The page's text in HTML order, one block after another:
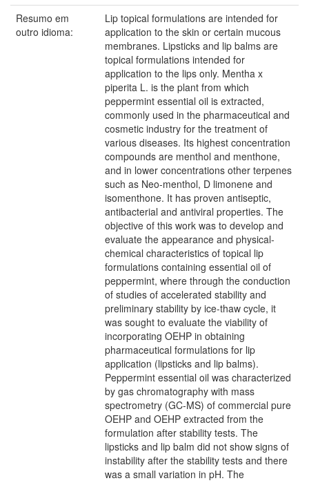
Resumo em
outro idioma:
Lip topical formulations are intended for
application to the skin or certain mucous
membranes. Lipsticks and lip balms are
topical formulations intended for
application to the lips only. Mentha x
piperita L. is the plant from which
peppermint essential oil is extracted,
commonly used in the pharmaceutical and
cosmetic industry for the treatment of
various diseases. Its highest concentration
compounds are menthol and menthone,
and in lower concentrations other terpenes
such as Neo-menthol, D limonene and
isomenthone. It has proven antiseptic,
antibacterial and antiviral properties. The
objective of this work was to develop and
evaluate the appearance and physical-
chemical characteristics of topical lip
formulations containing essential oil of
peppermint, where through the conduction
of studies of accelerated stability and
preliminary stability by ice-thaw cycle, it
was sought to evaluate the viability of
incorporating OEHP in obtaining
pharmaceutical formulations for lip
application (lipsticks and lip balms).
Peppermint essential oil was characterized
by gas chromatography with mass
spectrometry (GC-MS) of commercial pure
OEHP and OEHP extracted from the
formulation after stability tests. The
lipsticks and lip balm did not show signs of
instability after the stability tests and there
was a small variation in pH. The